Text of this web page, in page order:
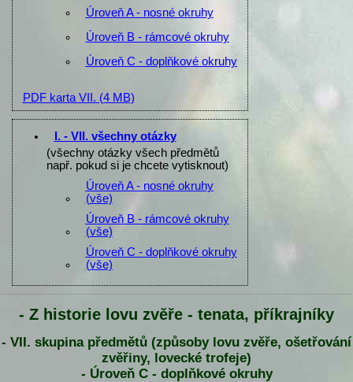
Úroveň A - nosné okruhy
Úroveň B - rámcové okruhy
Úroveň C - doplňkové okruhy
PDF karta VII. (4 MB)
I. - VII. všechny otázky
(všechny otázky všech předmětů
např. pokud si je chcete vytisknout)
Úroveň A - nosné okruhy
(vše)
Úroveň B - rámcové okruhy
(vše)
Úroveň C - doplňkové okruhy
(vše)
- Z historie lovu zvěře - tenata, příkrajníky
- VII. skupina předmětů (způsoby lovu zvěře, ošetřování
zvěřiny, lovecké trofeje)
- Úroveň C - doplňkové okruhy